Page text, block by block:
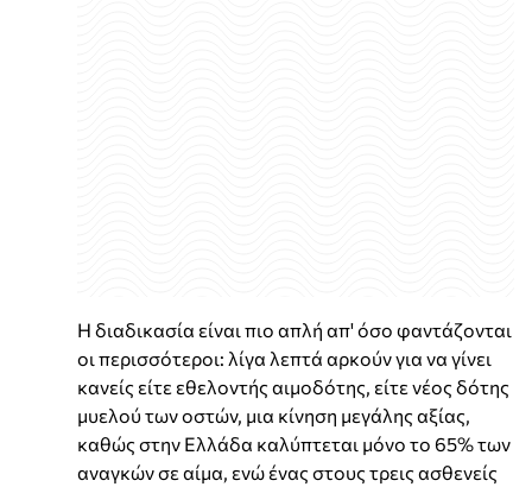
Η διαδικασία είναι πιο απλή απ' όσο φαντάζονται
οι περισσότεροι: λίγα λεπτά αρκούν για να γίνει
κανείς είτε εθελοντής αιμοδότης, είτε νέος δότης
μυελού των οστών, μια κίνηση μεγάλης αξίας,
καθώς στην Ελλάδα καλύπτεται μόνο το 65% των
αναγκών σε αίμα, ενώ ένας στους τρεις ασθενείς